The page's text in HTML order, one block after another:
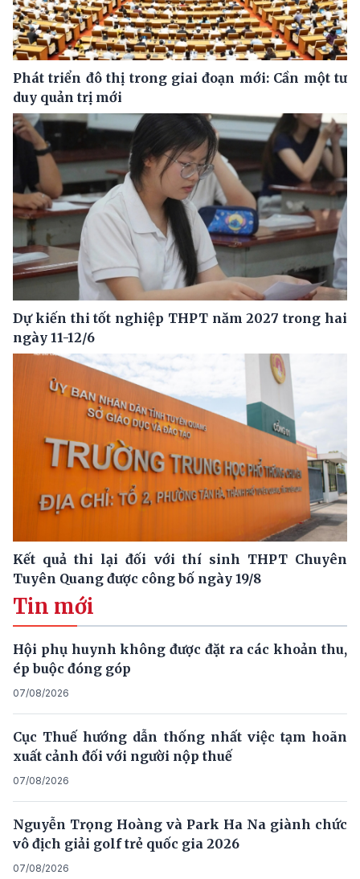
Phát triển đô thị trong giai đoạn mới: Cần một tư
duy quản trị mới
Dự kiến thi tốt nghiệp THPT năm 2027 trong hai
ngày 11-12/6
Kết quả thi lại đối với thí sinh THPT Chuyên
Tuyên Quang được công bố ngày 19/8
Tin mới
Hội phụ huynh không được đặt ra các khoản thu,
ép buộc đóng góp
07/08/2026
Cục Thuế hướng dẫn thống nhất việc tạm hoãn
xuất cảnh đối với người nộp thuế
07/08/2026
Nguyễn Trọng Hoàng và Park Ha Na giành chức
vô địch giải golf trẻ quốc gia 2026
07/08/2026